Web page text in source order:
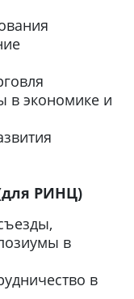
в экономике и
РИНЦ)
в
в